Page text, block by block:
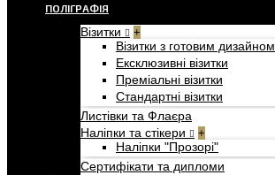
ПОЛІГРАФІЯ
Візитки +
Візитки з готовим дизайном
Ексклюзивні візитки
Преміальні візитки
Стандартні візитки
Листівки та Флаєра
Наліпки та стікери
+
Наліпки "Прозорі"
Сертифікати та дипломи